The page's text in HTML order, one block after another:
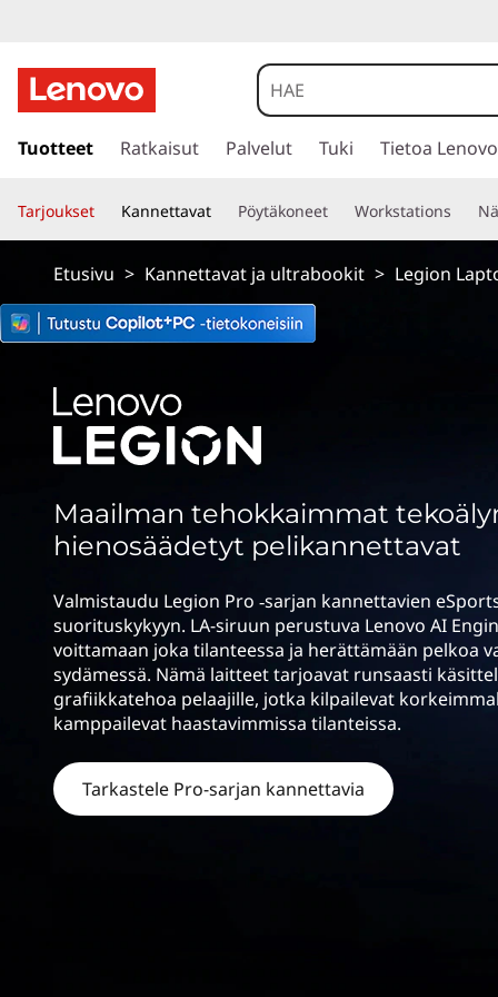
e
n
o
v
L
e
i
r
y
ä
s
Tuotteet Ratkaisut Palvelut Tuki Tietoa
Tarjoukset Kannettavat Pöytäkoneet Workstations
Etusivu > Kannettavat ja ultrabookit > Legion
Maailman tehokkaimmat
hienosäädetyt pelikannettavat
Valmistaudu Legion Pro ‑sarjan kannettavien
suorituskykyyn. LA-siruun perustuva Lenovo AI
voittamaan joka tilanteessa ja herättämään pelkoa
sydämessä. Nämä laitteet tarjoavat runsaasti
grafiikkatehoa pelaajille, jotka kilpailevat
kamppailevat haastavimmissa tilanteissa.
Tarkastele Pro-sarjan kannettavia